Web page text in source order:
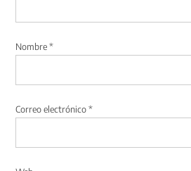
Nombre*
Correo electrónico*